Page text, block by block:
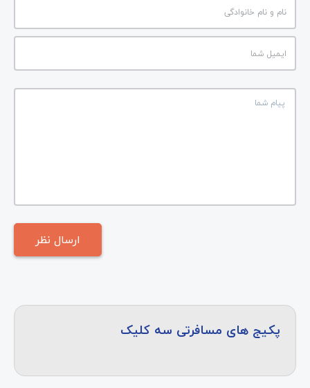
پکیج های مسافرتی سه کلیک